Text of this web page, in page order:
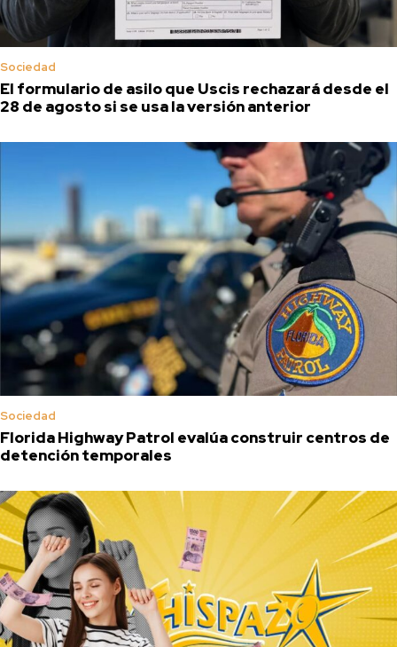
Sociedad
El formulario de asilo que Uscis rechazará desde el
28 de agosto si se usa la versión anterior
Sociedad
Florida Highway Patrol evalúa construir centros de
detención temporales